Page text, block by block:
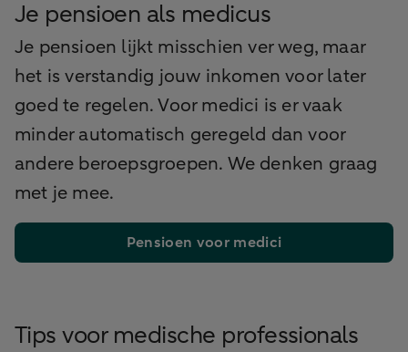
Je pensioen als medicus
Je pensioen lijkt misschien ver weg, maar
het is verstandig jouw inkomen voor later
goed te regelen. Voor medici is er vaak
minder automatisch geregeld dan voor
andere beroepsgroepen. We denken graag
met je mee.
Pensioen voor medici
Tips voor medische professionals